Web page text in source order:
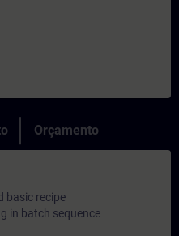
Orçamento
basic recipe
in batch sequence